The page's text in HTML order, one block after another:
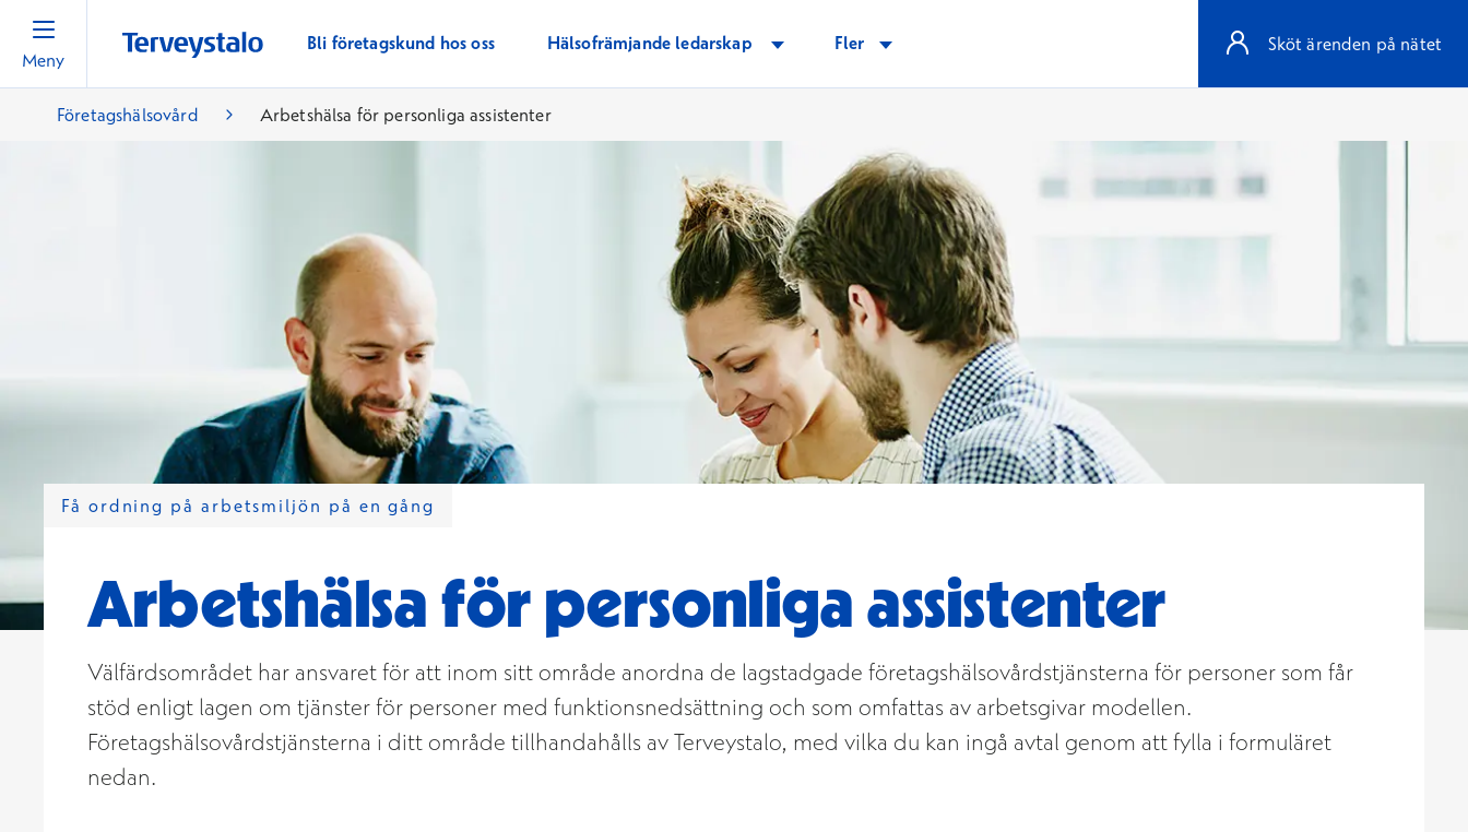
Meny
Bli företagskund hos oss Hälsofrämjande ledarskap Fler Sköt ärenden på nätet
Företagshälsovård Arbetshälsa för personliga assistenter
Få ordning på arbetsmiljön på en gång
Arbetshälsa för personliga assistenter
Välfärdsområdet har ansvaret för att inom sitt område anordna de lagstadgade företagshälsovårdstjänsterna för personer som får
stöd enligt lagen om tjänster för personer med funktionsnedsättning och som omfattas av arbetsgivar modellen.
Företagshälsovårdstjänsterna i ditt område tillhandahålls av Terveystalo, med vilka du kan ingå avtal genom att fylla i formuläret
nedan.